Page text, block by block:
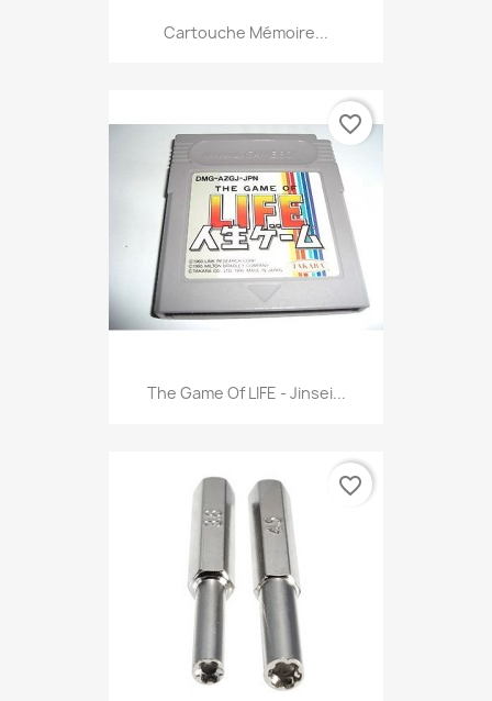
Cartouche Mémoire...
The Game Of LIFE - Jinsei...
favorite_border
favorite_border